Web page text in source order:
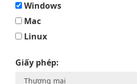
Windows
Mac
Linux
Giấy phép: